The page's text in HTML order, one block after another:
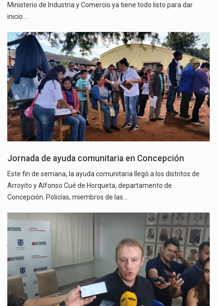
Ministerio de Industria y Comercio ya tiene todo listo para dar
inicio…
Jornada de ayuda comunitaria en Concepción
Este fin de semana, la ayuda comunitaria llegó a los distritos de
Arroyito y Alfonso Cué de Horqueta, departamento de
Concepción. Policías, miembros de las…